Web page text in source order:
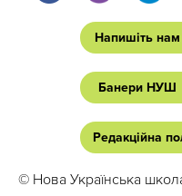
Напишіть нам
Банери НУШ
Редакційна
© Нова Українська